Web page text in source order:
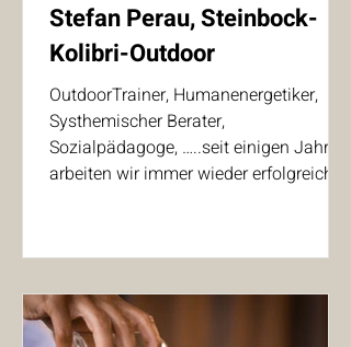
Stefan Perau, Steinbock-
Kolibri-Outdoor
OutdoorTrainer, Humanenergetiker,
Systhemischer Berater,
Sozialpädagoge, …..seit einigen Jahren
arbeiten wir immer wieder erfolgreich...